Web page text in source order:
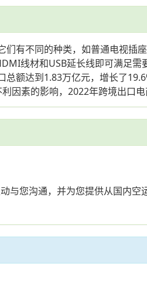
有不同的种类，如普通电视
线材和USB延长线即可满足需
额达到1.83万亿元，增长了
素的影响，2022年跨境出口
您沟通，并为您提供从国内